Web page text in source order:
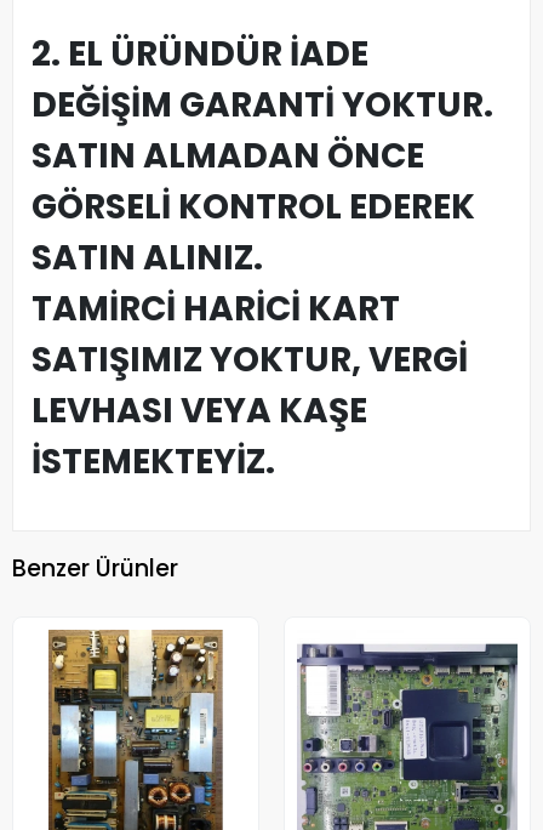
2. EL ÜRÜNDÜR İADE
DEĞİŞİM GARANTİ YOKTUR.
SATIN ALMADAN ÖNCE
GÖRSELİ KONTROL EDEREK
SATIN ALINIZ.
TAMİRCİ HARİCİ KART
SATIŞIMIZ YOKTUR, VERGİ
LEVHASI VEYA KAŞE
İSTEMEKTEYİZ.
Benzer Ürünler